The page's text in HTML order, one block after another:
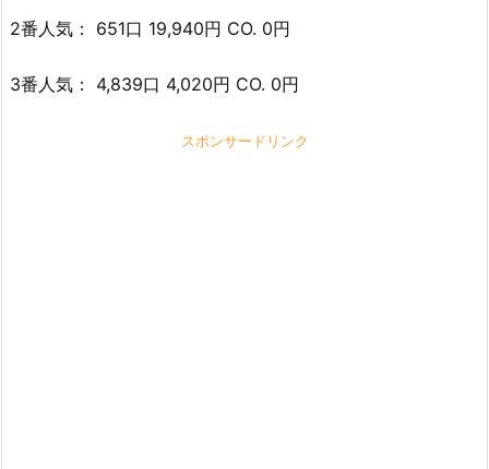
2番人気： 651口 19,940円 CO. 0円
3番人気： 4,839口 4,020円 CO. 0円
スポンサードリンク